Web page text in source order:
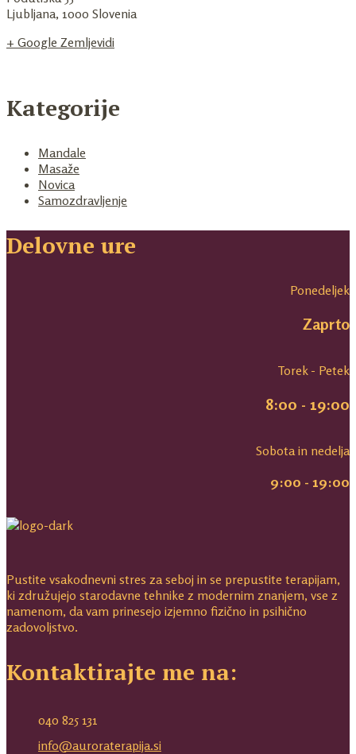
Ljubljana, 1000 Slovenia
+ Google Zemljevidi
Kategorije
Mandale
Masaže
Novica
Samozdravljenje
Delovne ure
Ponedeljek
Zaprto
Torek - Petek
8:00 - 19:00
Sobota in nedelja
9:00 - 19:00
Pustite vsakodnevni stres za seboj in se prepustite terapijam,
ki združujejo starodavne tehnike z modernim znanjem, vse z
namenom, da vam prinesejo izjemno fizično in psihično
zadovoljstvo.
Kontaktirajte me na:
040 825 131
info@auroraterapija.si